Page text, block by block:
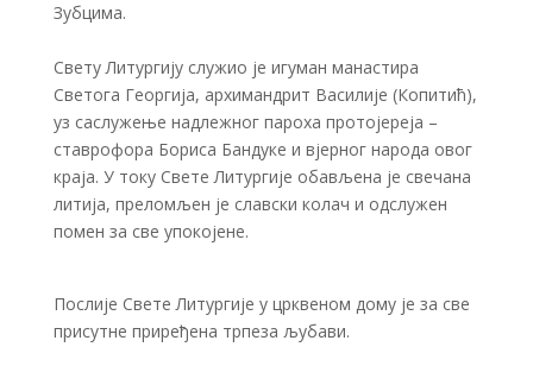
Зубцима.
Свету Литургију служио је игуман манастира
Светога Георгија, архимандрит Василије (Копитић),
уз саслужење надлежног пароха протојереја –
ставрофора Бориса Бандуке и вјерног народа овог
краја. У току Свете Литургије обављена је свечана
литија, преломљен је славски колач и одслужен
помен за све упокојене.
Послије Свете Литургије у црквеном дому је за све
присутне приређена трпеза љубави.